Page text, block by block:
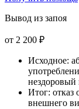
Вывод из запоя
от 2 200 ₽
Исходное:
Итог: отказ
внешнего